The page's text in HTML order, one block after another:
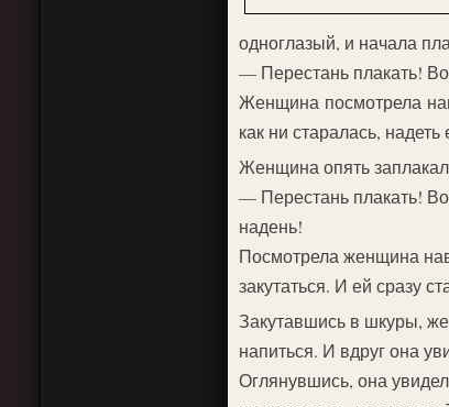
одноглазый, и начала
— Перестань плакать!
Женщина посмотрела
как ни старалась,
Женщина опять
— Перестань плакать!
надень!
Посмотрела женщина
закутаться. И ей сразу
Закутавшись в шкуры,
напиться. И вдруг она
Оглянувшись, она